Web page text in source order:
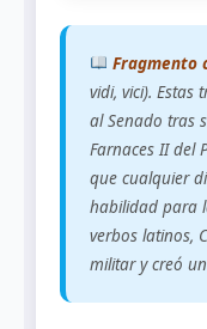
Fragmento
vidi, vici). Estas
al Senado tras
Farnaces II del
que cualquier
habilidad para
verbos latinos,
militar y creó